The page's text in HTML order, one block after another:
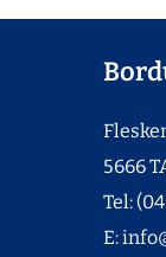
5666
Tel:
E: